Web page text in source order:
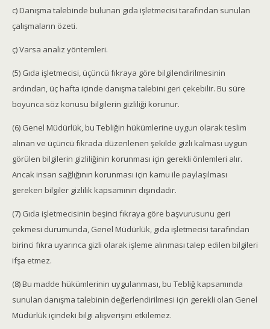
c) Danışma talebinde bulunan gıda işletmecisi tarafından sunulan
çalışmaların özeti.
ç) Varsa analiz yöntemleri.
(5) Gıda işletmecisi, üçüncü fıkraya göre bilgilendirilmesinin
ardından, üç hafta içinde danışma talebini geri çekebilir. Bu süre
boyunca söz konusu bilgilerin gizliliği korunur.
(6) Genel Müdürlük, bu Tebliğin hükümlerine uygun olarak teslim
alınan ve üçüncü fıkrada düzenlenen şekilde gizli kalması uygun
görülen bilgilerin gizliliğinin korunması için gerekli önlemleri alır.
Ancak insan sağlığının korunması için kamu ile paylaşılması
gereken bilgiler gizlilik kapsamının dışındadır.
(7) Gıda işletmecisinin beşinci fıkraya göre başvurusunu geri
çekmesi durumunda, Genel Müdürlük, gıda işletmecisi tarafından
birinci fıkra uyarınca gizli olarak işleme alınması talep edilen bilgileri
ifşa etmez.
(8) Bu madde hükümlerinin uygulanması, bu Tebliğ kapsamında
sunulan danışma talebinin değerlendirilmesi için gerekli olan Genel
Müdürlük içindeki bilgi alışverişini etkilemez.